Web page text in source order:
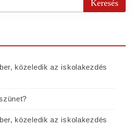
közeledik az iskolakezdés
közeledik az iskolakezdés